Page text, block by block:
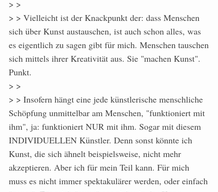
> >
> > Vielleicht ist der Knackpunkt der: dass Menschen
sich über Kunst austauschen, ist auch schon alles, was
es eigentlich zu sagen gibt für mich. Menschen tauschen
sich mittels ihrer Kreativität aus. Sie "machen Kunst".
Punkt.
> >
> > Insofern hängt eine jede künstlerische menschliche
Schöpfung unmittelbar am Menschen, "funktioniert mit
ihm", ja: funktioniert NUR mit ihm. Sogar mit diesem
INDIVIDUELLEN Künstler. Denn sonst könnte ich
Kunst, die sich ähnelt beispielsweise, nicht mehr
akzeptieren. Aber ich für mein Teil kann. Für mich
muss es nicht immer spektakulärer werden, oder einfach